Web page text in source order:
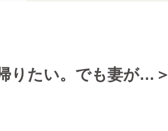
りたい。でも妻が…＞